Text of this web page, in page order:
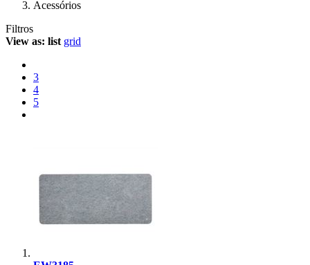
Acessórios
Filtros
View as: list grid
3
4
5